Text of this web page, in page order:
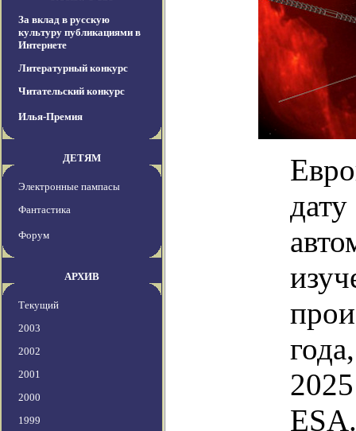
За вклад в русскую
культуру публикациями в
Интернете
Литературный конкурс
Читательский конкурс
Илья-Премия
ДЕТЯМ
Электронные пампасы
Фантастика
Форум
АРХИВ
Текущий
2003
2002
2001
2000
1999
ESA.